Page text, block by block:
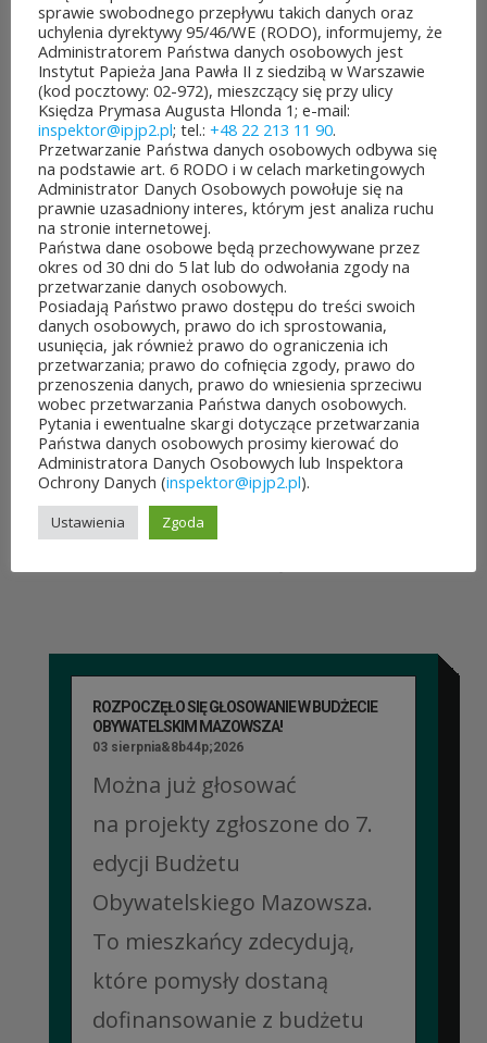
POZOSTAŁE AKTUALNOŚCI
Rozpoczęło
się
głosowanie
w Budżeci...
3
sierpnia&8b44p;2026
Jubileuszowe
XXV
Polski Duch...
10
lipca&7b19p;2026
ROZPOCZĘŁO SIĘ GŁOSOWANIE W BUDŻECIE
OBYWATELSKIM MAZOWSZA!
03 sierpnia&8b44p;2026
Można już głosować
na projekty zgłoszone do 7.
edycji Budżetu
Obywatelskiego Mazowsza.
To mieszkańcy zdecydują,
które pomysły dostaną
dofinansowanie z budżetu
sprawie swobodnego przepływu takich danych oraz
uchylenia dyrektywy 95/46/WE (RODO), informujemy, że
Administratorem Państwa danych osobowych jest
Instytut Papieża Jana Pawła II z siedzibą w Warszawie
(kod pocztowy: 02-972), mieszczący się przy ulicy
Księdza Prymasa Augusta Hlonda 1; e-mail:
inspektor@ipjp2.pl; tel.: +48 22 213 11 90.
Przetwarzanie Państwa danych osobowych odbywa się
na podstawie art. 6 RODO i w celach marketingowych
Administrator Danych Osobowych powołuje się na
prawnie uzasadniony interes, którym jest analiza ruchu
na stronie internetowej.
Państwa dane osobowe będą przechowywane przez
okres od 30 dni do 5 lat lub do odwołania zgody na
przetwarzanie danych osobowych.
Posiadają Państwo prawo dostępu do treści swoich
danych osobowych, prawo do ich sprostowania,
usunięcia, jak również prawo do ograniczenia ich
przetwarzania; prawo do cofnięcia zgody, prawo do
przenoszenia danych, prawo do wniesienia sprzeciwu
wobec przetwarzania Państwa danych osobowych.
Pytania i ewentualne skargi dotyczące przetwarzania
Państwa danych osobowych prosimy kierować do
Administratora Danych Osobowych lub Inspektora
Ochrony Danych (inspektor@ipjp2.pl).
Ustawienia Zgoda